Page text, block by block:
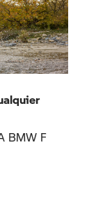
BMW F